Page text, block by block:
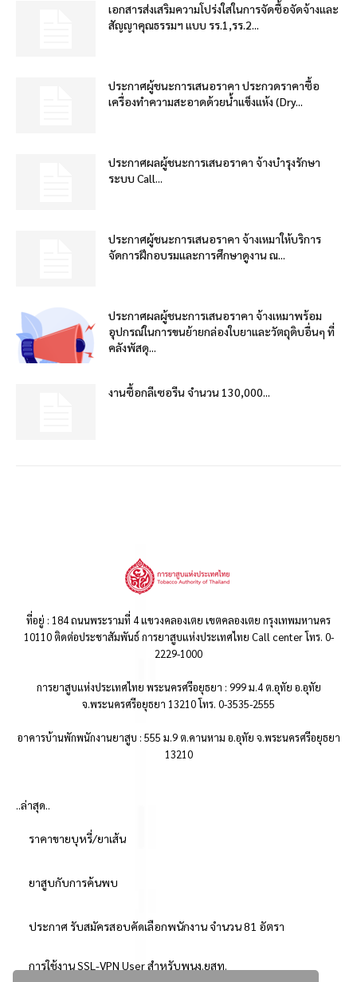
เอกสารส่งเสริมความโปร่งใสในการจัดซื้อจัดจ้างและ
สัญญาคุณธรรมฯ แบบ รร.1,รร.2...
ประกาศผู้ชนะการเสนอราคา ประกวดราคาซื้อ
เครื่องทำความสะอาดด้วยน้ำแข็งแห้ง (Dry...
ประกาศผลผู้ชนะการเสนอราคา จ้างบำรุงรักษา
ระบบ Call...
ประกาศผู้ชนะการเสนอราคา จ้างเหมาให้บริการ
จัดการฝึกอบรมและการศึกษาดูงาน ณ...
ประกาศผลผู้ชนะการเสนอราคา จ้างเหมาพร้อม
อุปกรณ์ในการขนย้ายกล่องใบยาและวัตถุดิบอื่นๆ ที่
คลังพัสดุ...
งานซื้อกลีเซอรีน จำนวน 130,000...
ที่อยู่ : 184 ถนนพระรามที่ 4 แขวงคลองเตย เขตคลองเตย กรุงเทพมหานคร
10110 ติดต่อประชาสัมพันธ์ การยาสูบแห่งประเทศไทย Call center โทร. 0-
2229-1000
การยาสูบแห่งประเทศไทย พระนครศรีอยุธยา : 999 ม.4 ต.อุทัย อ.อุทัย
จ.พระนครศรีอยุธยา 13210 โทร. 0-3535-2555
อาคารบ้านพักพนักงานยาสูบ : 555 ม.9 ต.คานหาม อ.อุทัย จ.พระนครศรีอยุธยา
13210
..ล่าสุด..
ราคาขายบุหรี่/ยาเส้น
ยาสูบกับการค้นพบ
ประกาศ รับสมัครสอบคัดเลือกพนักงาน จำนวน 81 อัตรา
การใช้งาน SSL-VPN User สำหรับพนง.ยสท.